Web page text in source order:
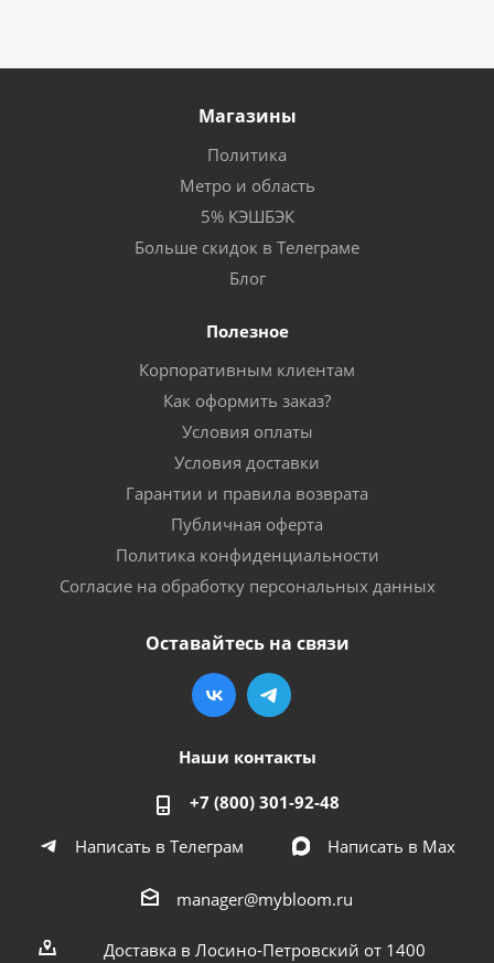
Магазины
Политика
Метро и область
5% КЭШБЭК
Больше скидок в Телеграме
Блог
Полезное
Корпоративным клиентам
Как оформить заказ?
Условия оплаты
Условия доставки
Гарантии и правила возврата
Публичная оферта
Политика конфиденциальности
Согласие на обработку персональных данных
Оставайтесь на связи
Наши контакты
+7 (800) 301-92-48
Написать в Телеграм
Написать в Мах
manager@mybloom.ru
Доставка в Лосино-Петровский от 1400